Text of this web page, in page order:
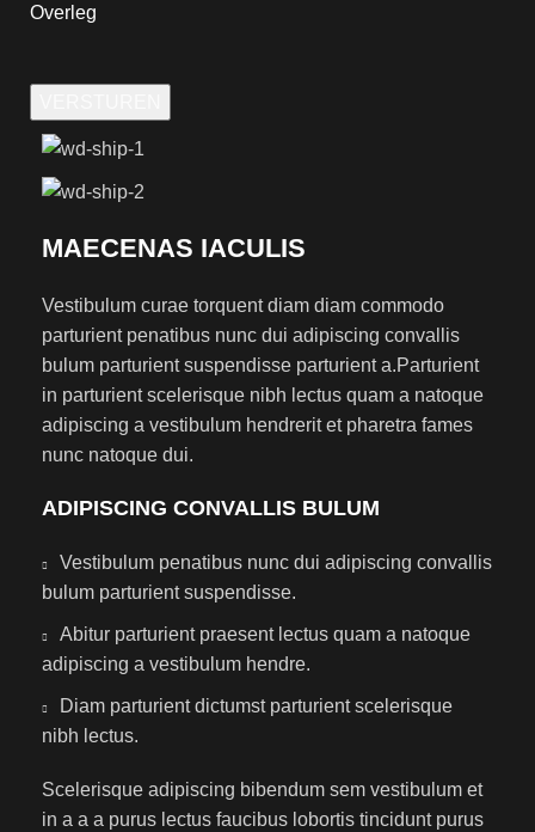
Overleg
MAECENAS IACULIS
Vestibulum curae torquent diam diam commodo
parturient penatibus nunc dui adipiscing convallis
bulum parturient suspendisse parturient a.Parturient
in parturient scelerisque nibh lectus quam a natoque
adipiscing a vestibulum hendrerit et pharetra fames
nunc natoque dui.
ADIPISCING CONVALLIS BULUM
Vestibulum penatibus nunc dui adipiscing convallis
bulum parturient suspendisse.
Abitur parturient praesent lectus quam a natoque
adipiscing a vestibulum hendre.
Diam parturient dictumst parturient scelerisque
nibh lectus.
Scelerisque adipiscing bibendum sem vestibulum et
in a a a purus lectus faucibus lobortis tincidunt purus